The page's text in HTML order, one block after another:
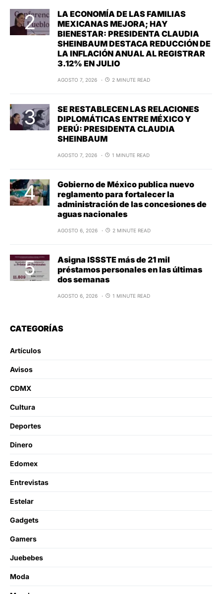
LA ECONOMÍA DE LAS FAMILIAS
MEXICANAS MEJORA; HAY
BIENESTAR: PRESIDENTA CLAUDIA
SHEINBAUM DESTACA REDUCCIÓN DE
LA INFLACIÓN ANUAL AL REGISTRAR
3.12% EN JULIO
AGOSTO 7, 2026 2 MINUTE READ
SE RESTABLECEN LAS RELACIONES
DIPLOMÁTICAS ENTRE MÉXICO Y
PERÚ: PRESIDENTA CLAUDIA
SHEINBAUM
AGOSTO 7, 2026 1 MINUTE READ
Gobierno de México publica nuevo
reglamento para fortalecer la
administración de las concesiones de
aguas nacionales
AGOSTO 6, 2026 2 MINUTE READ
Asigna ISSSTE más de 21 mil
préstamos personales en las últimas
dos semanas
AGOSTO 6, 2026 1 MINUTE READ
CATEGORÍAS
Artículos
Avisos
CDMX
Cultura
Deportes
Dinero
Edomex
Entrevistas
Estelar
Gadgets
Gamers
Juebebes
Moda